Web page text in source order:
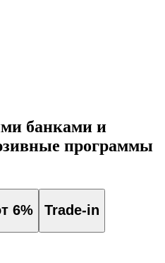
банками и
программы
6% Trade-in